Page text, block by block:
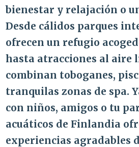
bienestar y relajación o
Desde cálidos parques
ofrecen un refugio
hasta atracciones al aire
combinan toboganes,
tranquilas zonas de spa.
con niños, amigos o tu
acuáticos de Finlandia
experiencias agradables